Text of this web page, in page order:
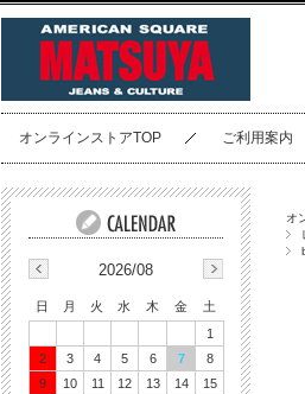
オンラインストアTOP ご利用案内
オ
2026/08
日 月 火 水 木 金
土
1
2
3 4 5 6 7
8
9
10 11 12 13 14
15